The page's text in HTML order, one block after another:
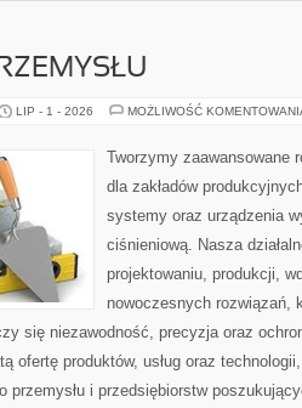
LIP - 1 - 2026 MOŻLIWOŚĆ
Tworzymy zaawansowane
dla zakładów
systemy oraz urządzenia
ciśnieniową. Nasza
projektowaniu, produkcji,
nowoczesnych rozwiązań,
się niezawodność, precyzja oraz
ofertę produktów, usług oraz
przemysłu i przedsiębiorstw